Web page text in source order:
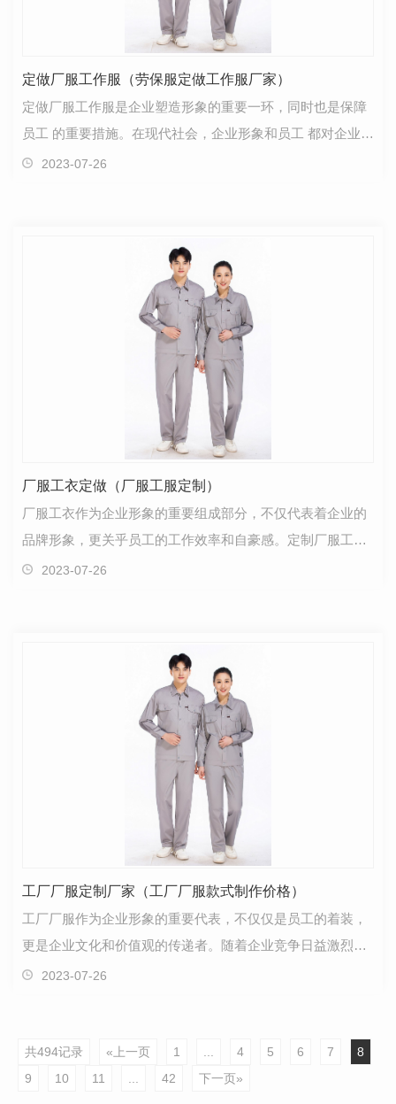
定做厂服工作服（劳保服定做工作服厂家）
定做厂服工作服是企业塑造形象的重要一环，同时也是保障
员工 的重要措施。在现代社会，企业形象和员工 都对企业的
发展起着至关重要的作用。劳保服定做工作服…
2023-07-26
厂服工衣定做（厂服工服定制）
厂服工衣作为企业形象的重要组成部分，不仅代表着企业的
品牌形象，更关乎员工的工作效率和自豪感。定制厂服工衣
是塑造企业形象和提升员工价值的有效途径之一。本文…
2023-07-26
工厂厂服定制厂家（工厂厂服款式制作价格）
工厂厂服作为企业形象的重要代表，不仅仅是员工的着装，
更是企业文化和价值观的传递者。随着企业竞争日益激烈，
拥有独特的厂服款式可以帮助企业在市场中脱颖而出。…
2023-07-26
共494记录 «上一页 1 ... 4 5 6 7
8
9
10 11 ... 42 下一页»